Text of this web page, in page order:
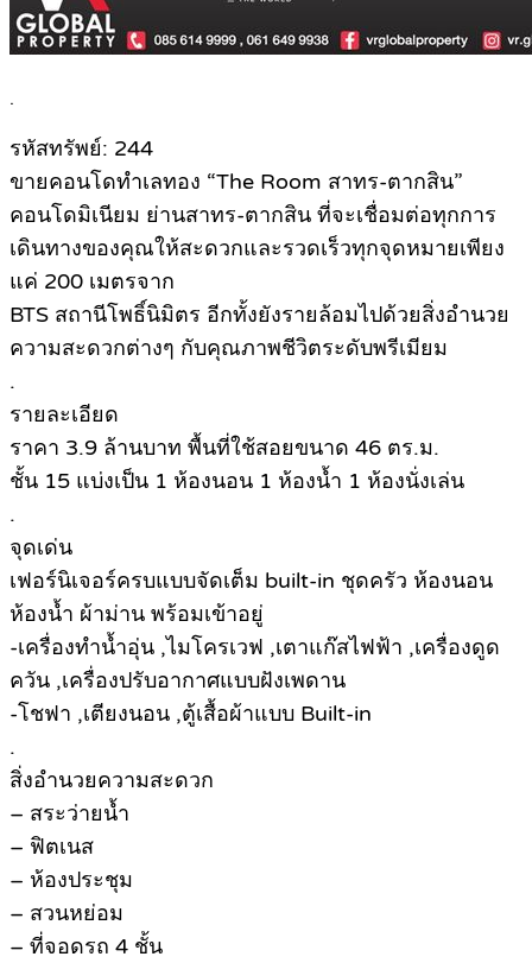
.
รหัสทรัพย์: 244
ขายคอนโดทำเลทอง “The Room สาทร-ตากสิน”
คอนโดมิเนียม ย่านสาทร-ตากสิน ที่จะเชื่อมต่อทุกการ
เดินทางของคุณให้สะดวกและรวดเร็วทุกจุดหมายเพียง
แค่ 200 เมตรจาก
BTS สถานีโพธิ์นิมิตร อีกทั้งยังรายล้อมไปด้วยสิ่งอำนวย
ความสะดวกต่างๆ กับคุณภาพชีวิตระดับพรีเมียม
.
รายละเอียด
ราคา 3.9 ล้านบาท พื้นที่ใช้สอยขนาด 46 ตร.ม.
ชั้น 15 แบ่งเป็น 1 ห้องนอน 1 ห้องน้ำ 1 ห้องนั่งเล่น
.
จุดเด่น
เฟอร์นิเจอร์ครบแบบจัดเต็ม built-in ชุดครัว ห้องนอน
ห้องน้ำ ผ้าม่าน พร้อมเข้าอยู่
-เครื่องทำน้ำอุ่น ,ไมโครเวฟ ,เตาแก๊สไฟฟ้า ,เครื่องดูด
ควัน ,เครื่องปรับอากาศแบบฝังเพดาน
-โชฟา ,เตียงนอน ,ตู้เสื้อผ้าแบบ Built-in
.
สิ่งอำนวยความสะดวก
– สระว่ายน้ำ
– ฟิตเนส
– ห้องประชุม
– สวนหย่อม
– ที่จอดรถ 4 ชั้น